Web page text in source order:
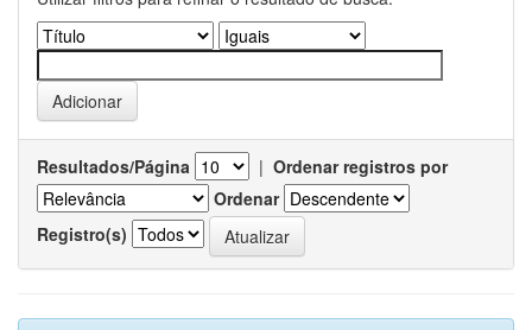
Resultados/Página | Ordenar registros por
Ordenar
Registro(s)